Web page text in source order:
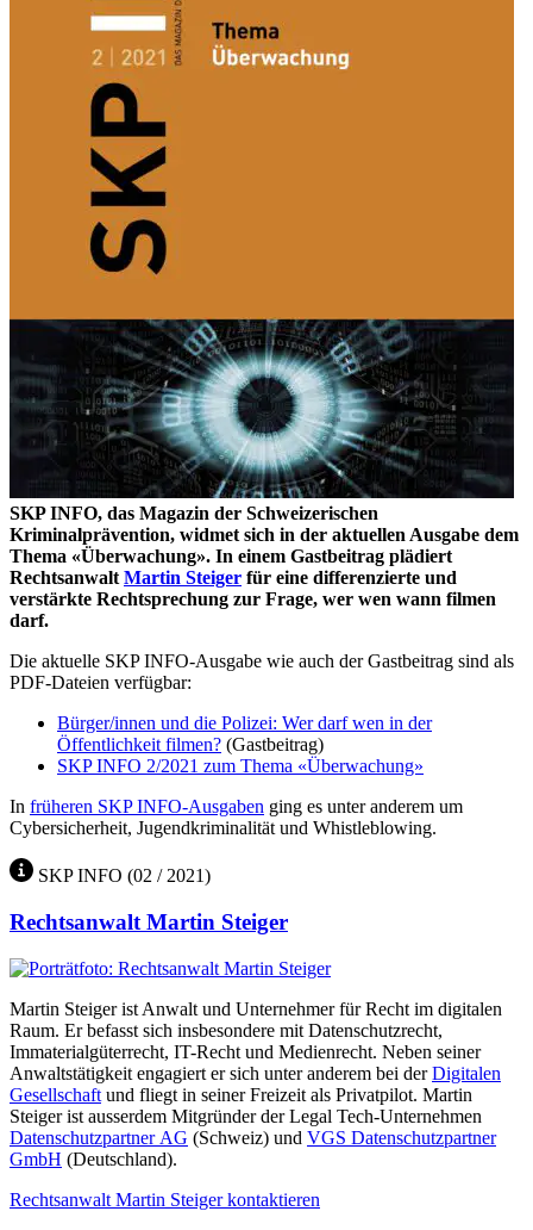
SKP INFO, das Magazin der Schweizerischen
Kriminalprävention, widmet sich in der aktuellen Ausgabe dem
Thema «Überwachung». In einem Gastbeitrag plädiert
RechtsanwaltMartin Steiger für eine differenzierte und
verstärkte Rechtsprechung zur Frage, wer wen wann filmen
darf.
Die aktuelle SKP INFO-Ausgabe wie auch der Gastbeitrag sind als
PDF-Dateien verfügbar:
Bürger/innen und die Polizei: Wer darf wen in der
Öffentlichkeit filmen? (Gastbeitrag)
SKP INFO 2/2021 zum Thema «Überwachung»
In früheren SKP INFO-Ausgaben ging es unter anderem um
Cybersicherheit, Jugendkriminalität und Whistleblowing.
SKP INFO (02 / 2021)
Rechtsanwalt Martin Steiger
Martin Steiger ist Anwalt und Unternehmer für Recht im digitalen
Raum. Er befasst sich insbesondere mit Datenschutzrecht,
Immaterialgüterrecht, IT-Recht und Medienrecht. Neben seiner
Anwaltstätigkeit engagiert er sich unter anderem bei derDigitalen
Gesellschaft und fliegt in seiner Freizeit als Privatpilot. Martin
Steiger ist ausserdem Mitgründer der Legal Tech-Unternehmen
Datenschutzpartner AG (Schweiz) und VGS Datenschutzpartner
GmbH (Deutschland).
Rechtsanwalt Martin Steiger kontaktieren